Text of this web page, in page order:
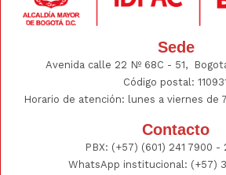
Sede
Avenida calle 22 Nº 68C - 51,
Código postal:
Horario de atención: lunes a viernes de
Contacto
PBX: (+57) (601) 241 7900 -
WhatsApp institucional: (+57)